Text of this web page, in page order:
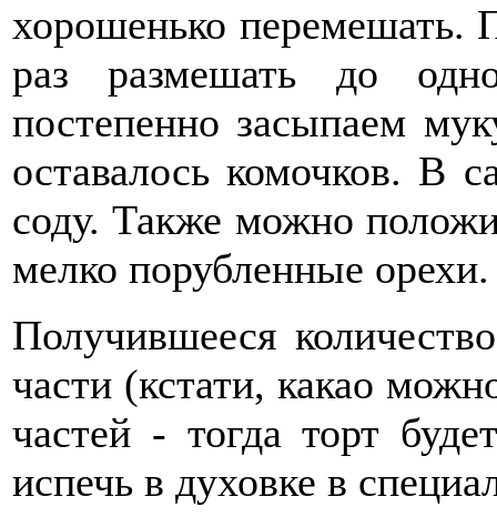
хорошенько перемешать.
раз размешать до
постепенно засыпаем
оставалось комочков. В
соду. Также можно
мелко порубленные орехи.
Получившееся
части (кстати, какао
частей - тогда торт
испечь в духовке в